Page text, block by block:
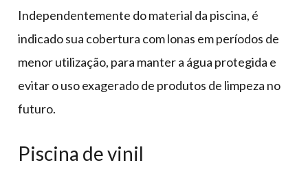
Independentemente do material da piscina, é
indicado sua cobertura com lonas em períodos de
menor utilização, para manter a água protegida e
evitar o uso exagerado de produtos de limpeza no
futuro.
Piscina de vinil